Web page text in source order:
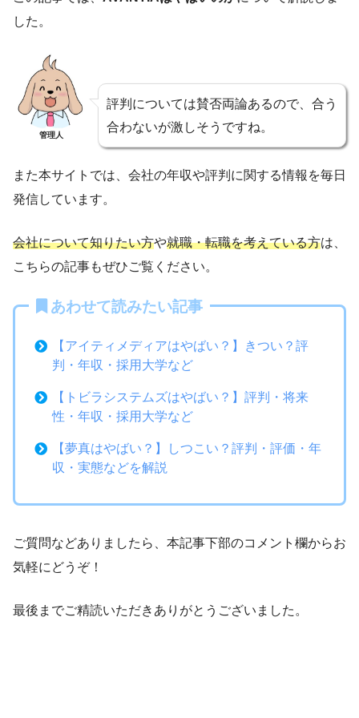
した。
管理人
評判については賛否両論あるので、合う
合わないが激しそうですね。
また本サイトでは、会社の年収や評判に関する情報を毎日
発信しています。
会社について知りたい方や就職・転職を考えている方は、
こちらの記事もぜひご覧ください。
あわせて読みたい記事
【アイティメディアはやばい？】きつい？評
判・年収・採用大学など
【トビラシステムズはやばい？】評判・将来
性・年収・採用大学など
【夢真はやばい？】しつこい？評判・評価・年
収・実態などを解説
ご質問などありましたら、本記事下部のコメント欄からお
気軽にどうぞ！
最後までご精読いただきありがとうございました。